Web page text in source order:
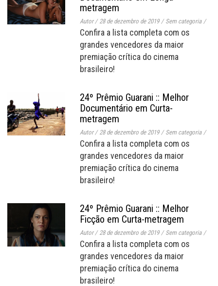
metragem
Autor/ 28 de dezembro de 2019 / Sem categoria /
Confira a lista completa com os
grandes vencedores da maior
premiação crítica do cinema
brasileiro!
24º Prêmio Guarani :: Melhor
Documentário em Curta-
metragem
Autor/ 28 de dezembro de 2019 / Sem categoria /
Confira a lista completa com os
grandes vencedores da maior
premiação crítica do cinema
brasileiro!
24º Prêmio Guarani :: Melhor
Ficção em Curta-metragem
Autor/ 28 de dezembro de 2019 / Sem categoria /
Confira a lista completa com os
grandes vencedores da maior
premiação crítica do cinema
brasileiro!